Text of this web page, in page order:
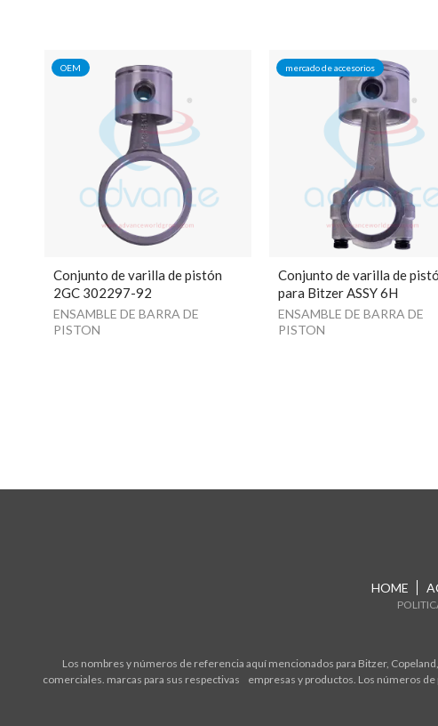
OEM
Conjunto de varilla de pistón
2GC 302297-92
ENSAMBLE DE BARRA DE
PISTON
mercado de accesorios
Conjunto de varilla de
para Bitzer ASSY 6H
ENSAMBLE DE BARRA DE
PISTON
HOME
Los nombres y números de referencia aquí mencionados para Bitzer,
comerciales. marcas para sus respectivas empresas y productos. Los números